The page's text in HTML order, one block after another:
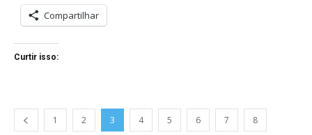
Compartilhar
Curtir isso:
1 2 3 4 5 6 7 8